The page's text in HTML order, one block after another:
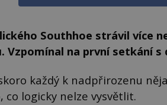
Southhoe strávil více
Vzpomínal na první setkání s
každý k nadpřirozenu
co logicky nelze vysvětlit.